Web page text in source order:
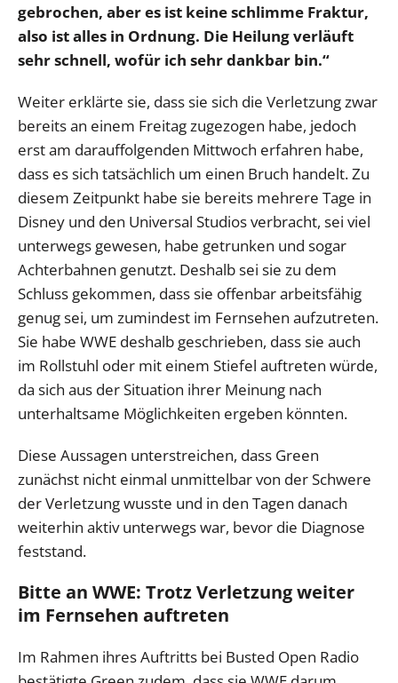
gebrochen, aber es ist keine schlimme Fraktur,
also ist alles in Ordnung. Die Heilung verläuft
sehr schnell, wofür ich sehr dankbar bin.“
Weiter erklärte sie, dass sie sich die Verletzung zwar
bereits an einem Freitag zugezogen habe, jedoch
erst am darauffolgenden Mittwoch erfahren habe,
dass es sich tatsächlich um einen Bruch handelt. Zu
diesem Zeitpunkt habe sie bereits mehrere Tage in
Disney und den Universal Studios verbracht, sei viel
unterwegs gewesen, habe getrunken und sogar
Achterbahnen genutzt. Deshalb sei sie zu dem
Schluss gekommen, dass sie offenbar arbeitsfähig
genug sei, um zumindest im Fernsehen aufzutreten.
Sie habe WWE deshalb geschrieben, dass sie auch
im Rollstuhl oder mit einem Stiefel auftreten würde,
da sich aus der Situation ihrer Meinung nach
unterhaltsame Möglichkeiten ergeben könnten.
Diese Aussagen unterstreichen, dass Green
zunächst nicht einmal unmittelbar von der Schwere
der Verletzung wusste und in den Tagen danach
weiterhin aktiv unterwegs war, bevor die Diagnose
feststand.
Bitte an WWE: Trotz Verletzung weiter
im Fernsehen auftreten
Im Rahmen ihres Auftritts bei Busted Open Radio